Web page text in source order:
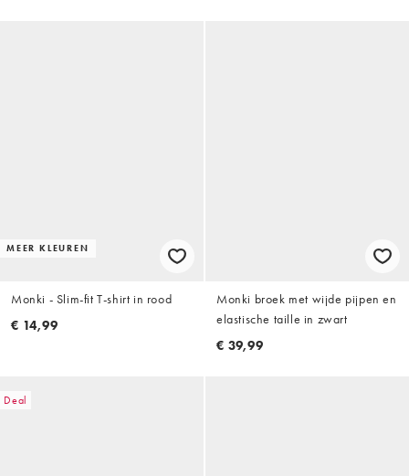
MEER KLEUREN
Monki - Slim-fit T-shirt in rood
€ 14,99
Monki broek met wijde pijpen en
elastische taille in zwart
€ 39,99
Deal